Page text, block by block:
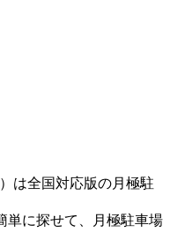
は全国対応版の月極駐
単に探せて、月極駐車場